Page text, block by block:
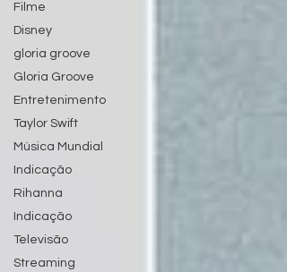
Filme
Disney
gloria groove
Gloria Groove
Entretenimento
Taylor Swift
Música Mundial
Indicação
Rihanna
Indicação
Televisão
Streaming